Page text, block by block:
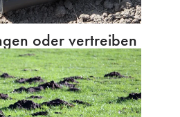
oder vertreiben